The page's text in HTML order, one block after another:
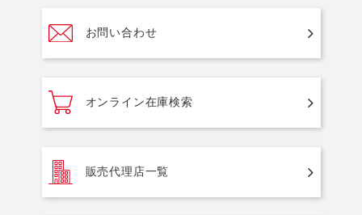
お問い合わせ
オンライン在庫検索
販売代理店一覧